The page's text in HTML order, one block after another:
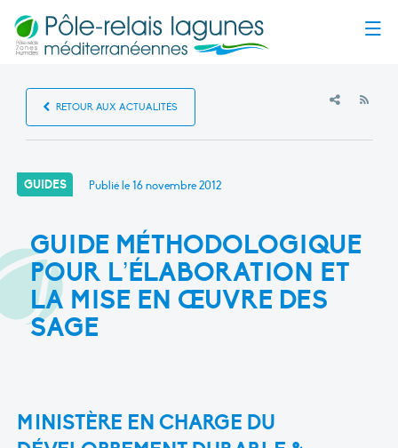
RETOUR AUX ACTUALITÉS
GUIDES Publié le16 novembre 2012
GUIDE MÉTHODOLOGIQUE
POUR L’ÉLABORATION ET
LA MISE EN ŒUVRE DES
SAGE
MINISTÈRE EN CHARGE DU